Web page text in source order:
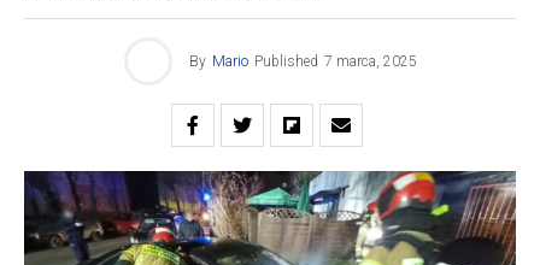
By Mario Published 7 marca, 2025